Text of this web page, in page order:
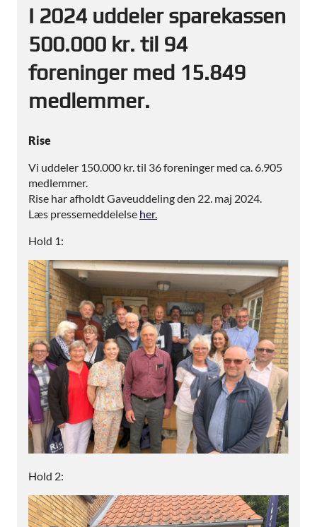
I 2024 uddeler sparekassen
500.000 kr. til 94
foreninger med 15.849
medlemmer.
Rise
Vi uddeler 150.000 kr. til 36 foreninger med ca. 6.905
medlemmer.
Rise har afholdt Gaveuddeling den 22. maj 2024.
Læs pressemeddelelse her.
Hold 1:
Hold 2: